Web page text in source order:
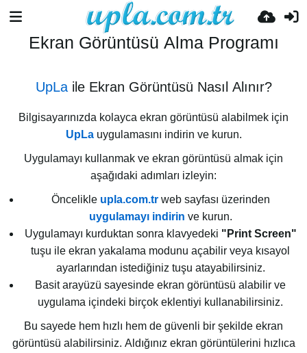
Ekran Görüntüsü Alma Programı
UpLaile Ekran Görüntüsü Nasıl Alınır?
Bilgisayarınızda kolayca ekran görüntüsü alabilmek için
UpLauygulamasını indirin ve kurun.
Uygulamayı kullanmak ve ekran görüntüsü almak için
aşağıdaki adımları izleyin:
Öncelikle upla.com.trweb sayfası üzerinden
uygulamayı indirin ve kurun.
Uygulamayı kurduktan sonra klavyedeki "Print Screen"
tuşu ile ekran yakalama modunu açabilir veya kısayol
ayarlarından istediğiniz tuşu atayabilirsiniz.
Basit arayüzü sayesinde ekran görüntüsü alabilir ve
uygulama içindeki birçok eklentiyi kullanabilirsiniz.
Bu sayede hem hızlı hem de güvenli bir şekilde ekran
görüntüsü alabilirsiniz. Aldığınız ekran görüntülerini hızlıca